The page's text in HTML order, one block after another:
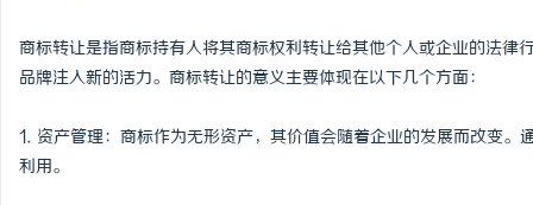
商标转让是指商标持有人将其商标权利转让给其他个人或企业的法
品牌注入新的活力。商标转让的意义主要体现在以下几个方面：
1. 资产管理：商标作为无形资产，其价值会随着企业的发展而改变
利用。